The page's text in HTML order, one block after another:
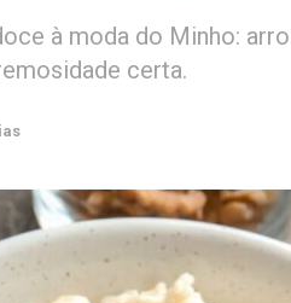
à moda do Minho:
certa.